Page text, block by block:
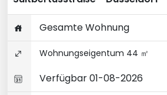
Gesamte Wohnung
Wohnungseigentum 44 ㎡
Verfügbar 01-08-2026